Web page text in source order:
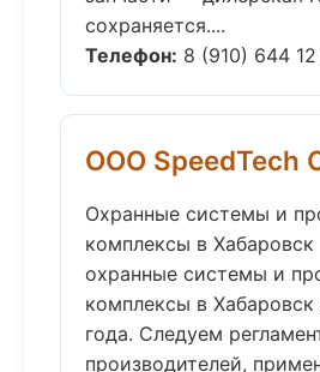
сохраняется....
Телефон: 8 (910) 644
ООО SpeedTech
Охранные системы и
комплексы в Хабаровск
охранные системы и
комплексы в Хабаровск
года. Следуем
производителей,